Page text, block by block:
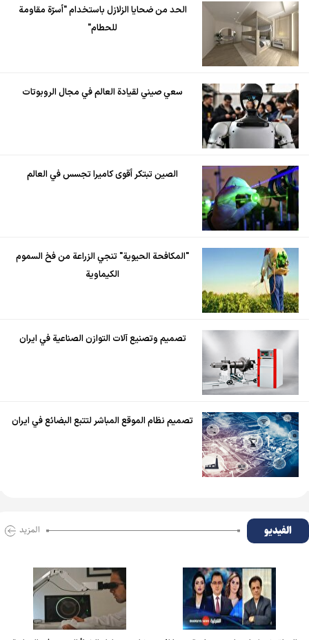
الحد من ضحايا الزلازل باستخدام "أسرّة مقاومة
للحطام"
سعي صيني لقيادة العالم في مجال الروبوتات
الصين تبتكر أقوى كاميرا تجسس في العالم
"المكافحة الحيوية" تنجي الزراعة من فخ السموم
الكيماوية
تصميم وتصنيع آلات التوازن الصناعية في ايران
تصميم نظام الموقع المباشر لتتبع البضائع في ايران
الفیدیو المزید